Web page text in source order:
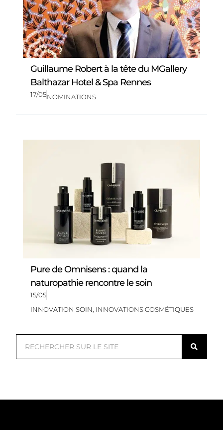
Guillaume Robert à la tête du MGallery
Balthazar Hotel & Spa Rennes
17/05NOMINATIONS
Pure de Omnisens : quand la
naturopathie rencontre le soin
15/05
INNOVATION SOIN INNOVATIONS COSMÉTIQUES